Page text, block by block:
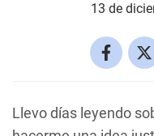
13 de
Llevo días leyendo